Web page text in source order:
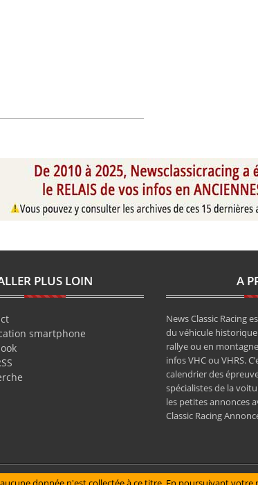
PLUS LOIN
smartphone
A
News Classic Racing
du véhicule
rallye ou en
infos VHC ou VHRS.
calendrier des
spécialistes de la
les petites annonces
Classic Racing